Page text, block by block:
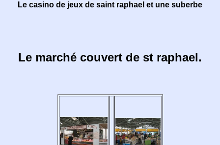
Le casino de jeux de saint raphael et une suberbe
Le marché couvert de st raphael.